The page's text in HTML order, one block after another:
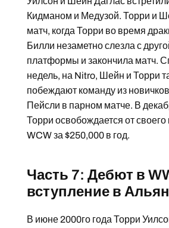
Кидманом и Медузой. Торри и
матч, когда Торри во время
Билли незаметно слезла с
платформы и закончила матч.
недель, на Nitro, Шейн и Торри
побеждают команду из
Пейсли в парном матче. В
Торри освобождается от своего
WCW за $250,000 в год.
Часть 7: Дебют в
вступление в
В июне 2000го года Торри